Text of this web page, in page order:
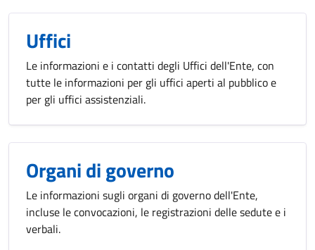
Uffici
Le informazioni e i contatti degli Uffici dell'Ente, con
tutte le informazioni per gli uffici aperti al pubblico e
per gli uffici assistenziali.
Organi di governo
Le informazioni sugli organi di governo dell'Ente,
incluse le convocazioni, le registrazioni delle sedute e i
verbali.